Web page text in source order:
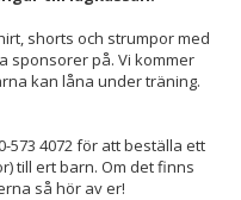
shorts och strumpor med
sponsorer på. Vi kommer
kan låna under träning.
573 4072 för att beställa ett
till ert barn. Om det finns
så hör av er!